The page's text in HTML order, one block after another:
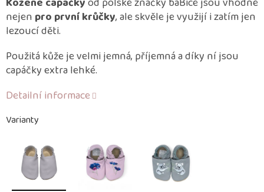
Varianty
nejen pro první krůčky, ale skvěle je využijí i zatím jen
lezoucí děti.
Použitá kůže je velmi jemná, příjemná a díky ní jsou
capáčky extra lehké.
Detailní informace